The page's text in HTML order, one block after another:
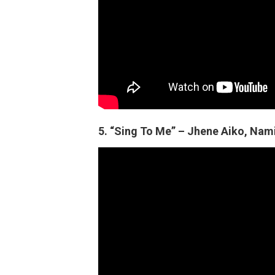
5. “Sing To Me” – Jhene Aiko,